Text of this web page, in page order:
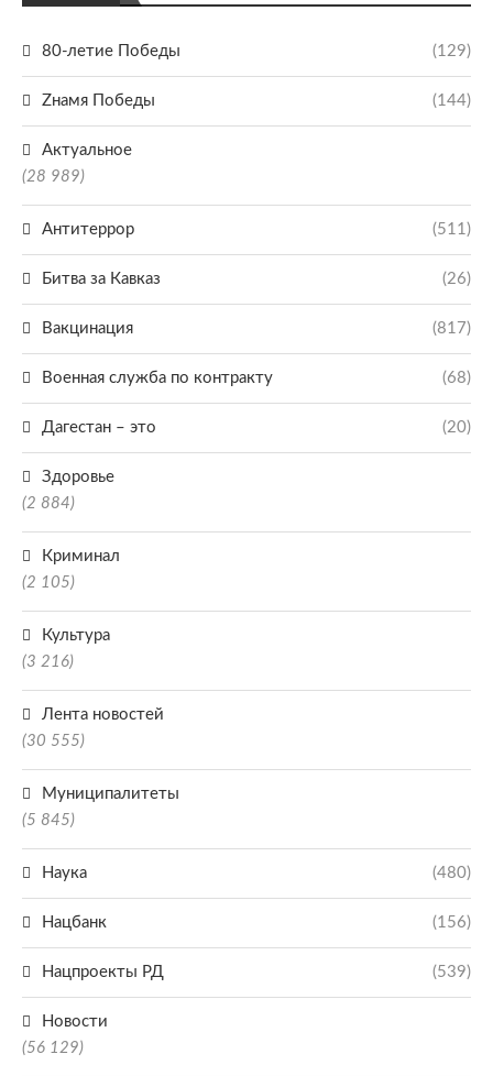
80-летие Победы (129)
Zнамя Победы (144)
Актуальное
(28 989)
Антитеррор (511)
Битва за Кавказ (26)
Вакцинация (817)
Военная служба по контракту (68)
Дагестан – это (20)
Здоровье
(2 884)
Криминал
(2 105)
Культура
(3 216)
Лента новостей
(30 555)
Муниципалитеты
(5 845)
Наука (480)
Нацбанк (156)
Нацпроекты РД (539)
Новости
(56 129)